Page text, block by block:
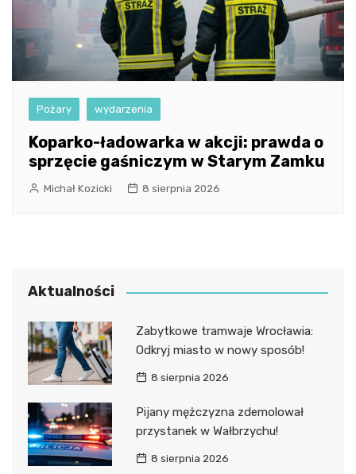
Pożary wydarzenia
Koparko-ładowarka w akcji: prawda o
sprzęcie gaśniczym w Starym Zamku
Michał Kozicki 8 sierpnia 2026
Aktualności
Zabytkowe tramwaje Wrocławia:
Odkryj miasto w nowy sposób!
8 sierpnia 2026
Pijany mężczyzna zdemolował
przystanek w Wałbrzychu!
8 sierpnia 2026